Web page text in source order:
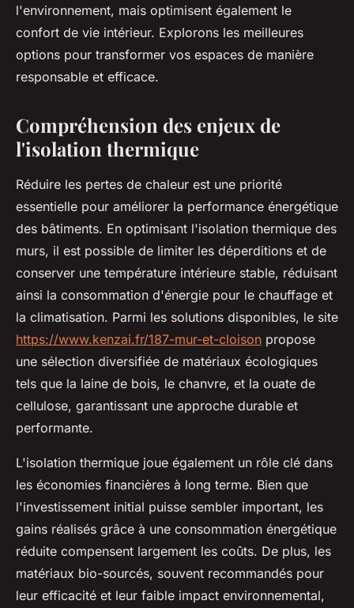
l'environnement, mais optimisent également le
confort de vie intérieur. Explorons les meilleures
options pour transformer vos espaces de manière
responsable et efficace.
Compréhension des enjeux de
l'isolation thermique
Réduire les pertes de chaleur est une priorité
essentielle pour améliorer la performance énergétique
des bâtiments. En optimisant l'isolation thermique des
murs, il est possible de limiter les déperditions et de
conserver une température intérieure stable, réduisant
ainsi la consommation d'énergie pour le chauffage et
la climatisation. Parmi les solutions disponibles, le site
https://www.kenzai.fr/187-mur-et-cloison propose
une sélection diversifiée de matériaux écologiques
tels que la laine de bois, le chanvre, et la ouate de
cellulose, garantissant une approche durable et
performante.
L'isolation thermique joue également un rôle clé dans
les économies financières à long terme. Bien que
l'investissement initial puisse sembler important, les
gains réalisés grâce à une consommation énergétique
réduite compensent largement les coûts. De plus, les
matériaux bio-sourcés, souvent recommandés pour
leur efficacité et leur faible impact environnemental,